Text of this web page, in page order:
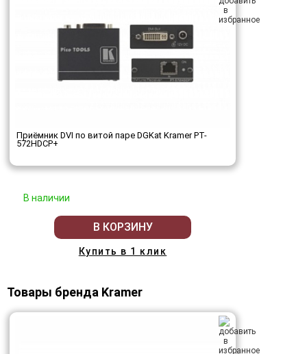
Приёмник DVI по витой паре DGKat Kramer PT-
572HDCP+
В наличии
В КОРЗИНУ
Купить в 1 клик
Товары бренда Kramer